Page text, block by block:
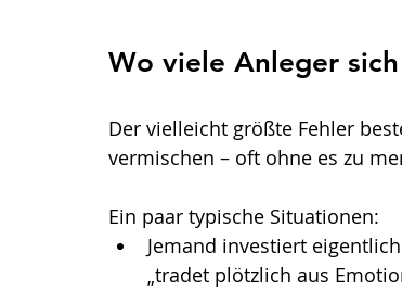
Wo viele Anleger
Der vielleicht größte Fehler
vermischen – oft ohne es zu
Ein paar typische Situationen:
Jemand investiert
„tradet plötzlich aus